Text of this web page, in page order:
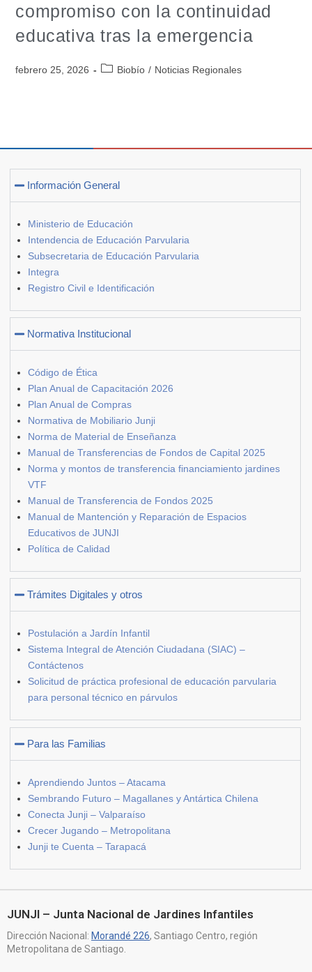
compromiso con la continuidad
educativa tras la emergencia
febrero 25, 2026 Biobío / Noticias Regionales
Información General
Ministerio de Educación
Intendencia de Educación Parvularia
Subsecretaria de Educación Parvularia
Integra
Registro Civil e Identificación
Normativa Institucional
Código de Ética
Plan Anual de Capacitación 2026
Plan Anual de Compras
Normativa de Mobiliario Junji
Norma de Material de Enseñanza
Manual de Transferencias de Fondos de Capital 2025
Norma y montos de transferencia financiamiento jardines
VTF
Manual de Transferencia de Fondos 2025
Manual de Mantención y Reparación de Espacios
Educativos de JUNJI
Política de Calidad
Trámites Digitales y otros
Postulación a Jardín Infantil
Sistema Integral de Atención Ciudadana (SIAC) –
Contáctenos
Solicitud de práctica profesional de educación parvularia
para personal técnico en párvulos
Para las Familias
Aprendiendo Juntos – Atacama
Sembrando Futuro – Magallanes y Antártica Chilena
Conecta Junji – Valparaíso
Crecer Jugando – Metropolitana
Junji te Cuenta – Tarapacá
JUNJI – Junta Nacional de Jardines Infantiles
Dirección Nacional: Morandé 226, Santiago Centro, región
Metropolitana de Santiago.